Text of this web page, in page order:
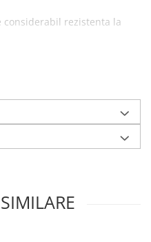
considerabil rezistenta la
zgarieturilor.
cu
un servetel umed
din microfibre
model de telefon.